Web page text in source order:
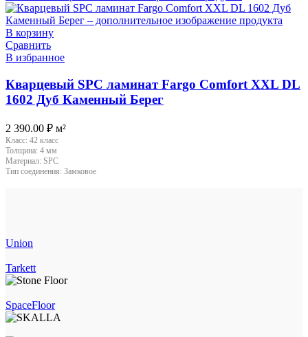
В корзину
Сравнить
В избранное
Кварцевый SPC ламинат Fargo Comfort XXL DL
1602 Дуб Каменный Берег
2 390.00 ₽ м²
Класс: 42 класс
Толщина: 4 мм
Материал: SPC
Тип соединения: Замковое
Union
Tarkett
SpaceFloor